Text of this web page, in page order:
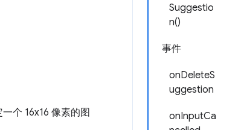
Suggestio
n()
事件
onDeleteS
uggestion
onInputCa
个 16x16 像素的图